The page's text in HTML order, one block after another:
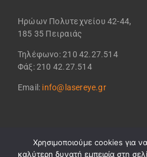
Ηρώων Πολυτεχνείου 42-44,
185 35 Πειραιάς
Τηλέφωνο: 210 42.27.514
Φάξ: 210 42.27.514
Email: info@lasereye.gr
Χρησιμοποιούμε cookies για
καλύτερη δυνατή εμπειρία στη